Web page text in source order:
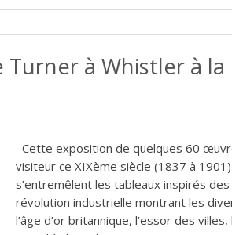
Turner à Whistler à
Cette exposition de quelques 60
visiteur ce XIXème siècle (1837 à
s’entremêlent les tableaux inspirés
révolution industrielle montrant les
l’âge d’or britannique, l’essor des